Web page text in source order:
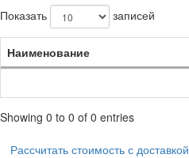
Показать
записей
Наименование
Showing 0 to 0 of 0 entries
Рассчитать стоимость с доставкой